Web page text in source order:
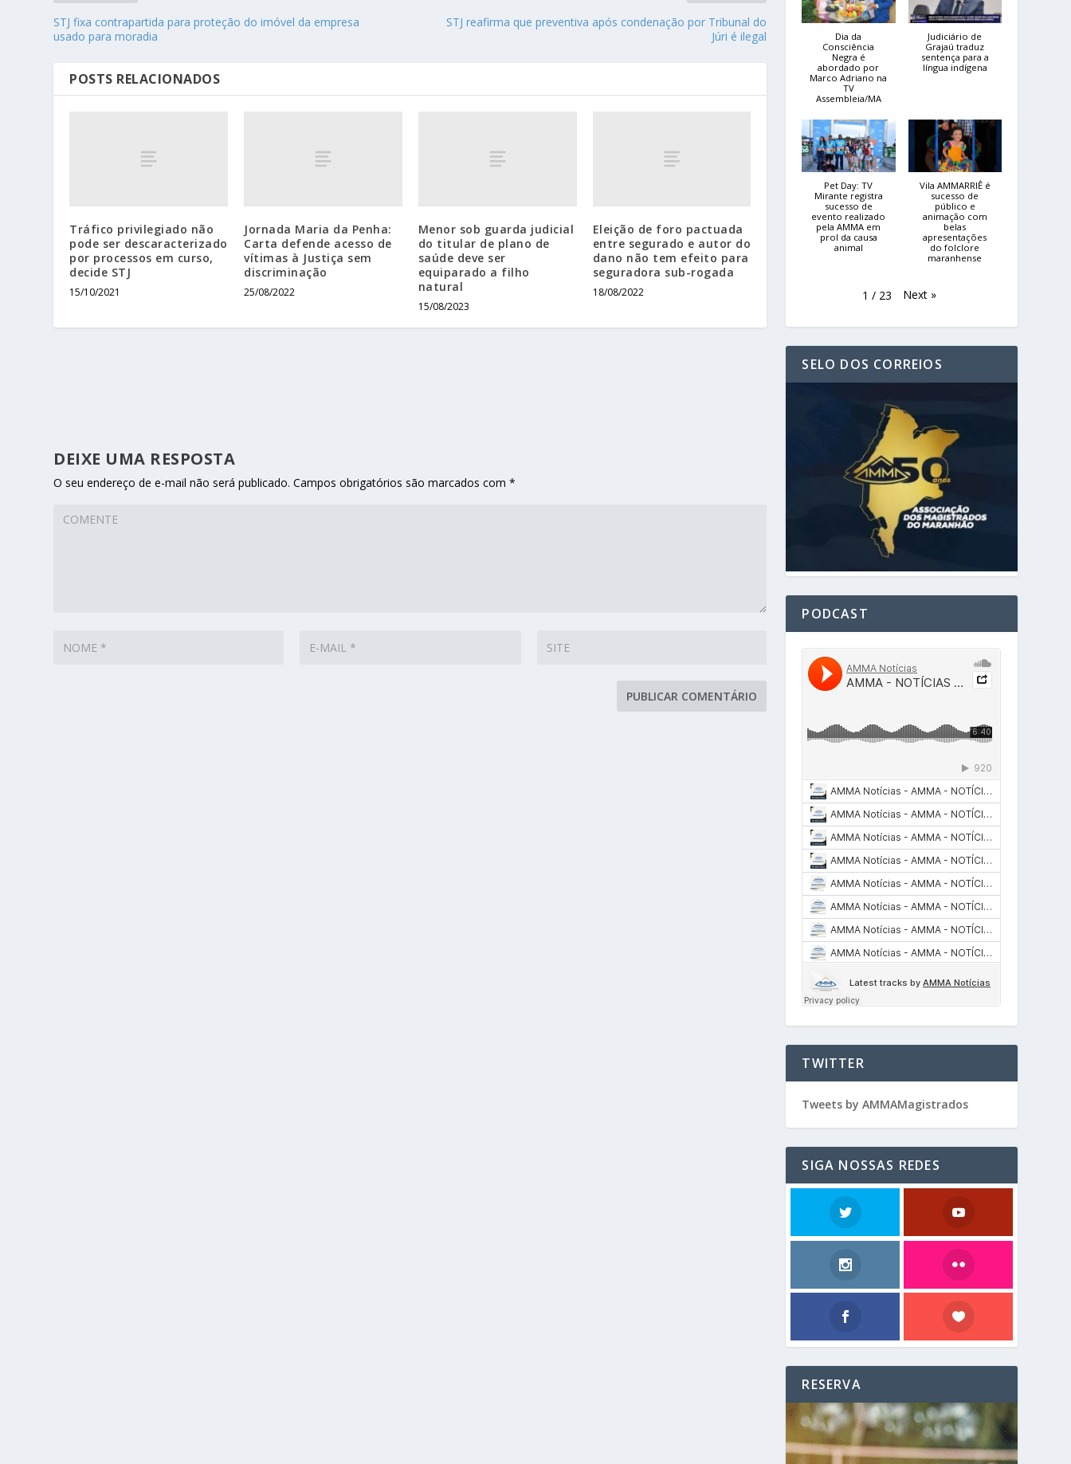
STJ fixa contrapartida para proteção do imóvel da empresa
usado para moradia
STJ reafirma que preventiva após condenação por Tribunal do
Júri é ilegal
POSTS RELACIONADOS
Tráfico privilegiado não
pode ser descaracterizado
por processos em curso,
decide STJ
15/10/2021
Jornada Maria da Penha:
Carta defende acesso de
vítimas à Justiça sem
discriminação
25/08/2022
Menor sob guarda judicial
do titular de plano de
saúde deve ser
equiparado a filho
natural
15/08/2023
Eleição de foro pactuada
entre segurado e autor do
dano não tem efeito para
seguradora sub-rogada
18/08/2022
DEIXE UMA RESPOSTA
O seu endereço de e-mail não será publicado. Campos obrigatórios são marcados com*
Dia da
Consciência
Negra é
abordado por
Marco Adriano na
TV
Assembleia/MA
Judiciário de
Grajaú traduz
sentença para a
língua indígena
Pet Day: TV
Mirante registra
sucesso de
evento realizado
pela AMMA em
prol da causa
animal
Vila AMMARRIÊ é
sucesso de
público e
animação com
belas
apresentações
do folclore
maranhense
1 / 23 Next »
SELO DOS CORREIOS
PODCAST
TWITTER
Tweets by AMMAMagistrados
SIGA NOSSAS REDES
RESERVA